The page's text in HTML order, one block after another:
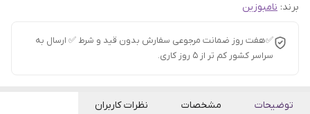
برند: نامبوزین
✅هفت روز ضمانت مرجوعی سفارش بدون قید و شرط ✅ ارسال به
سراسر کشور کم تر از 5 روز کاری.
توضیحات مشخصات نظرات کاربران